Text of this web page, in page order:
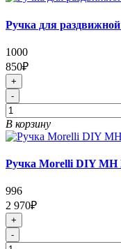
Ручка для
1000
850₽
+
-
В корзину
Ручка Morelli DIY MH
996
2 970₽
+
-